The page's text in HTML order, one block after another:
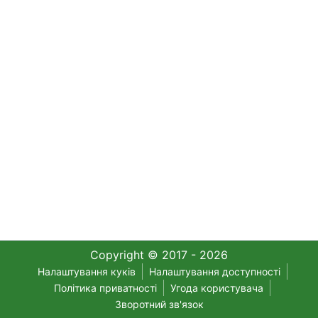
Copyright © 2017 - 2026
Налаштування куків
Налаштування доступності
Політика приватності
Угода користувача
Зворотний зв'язок